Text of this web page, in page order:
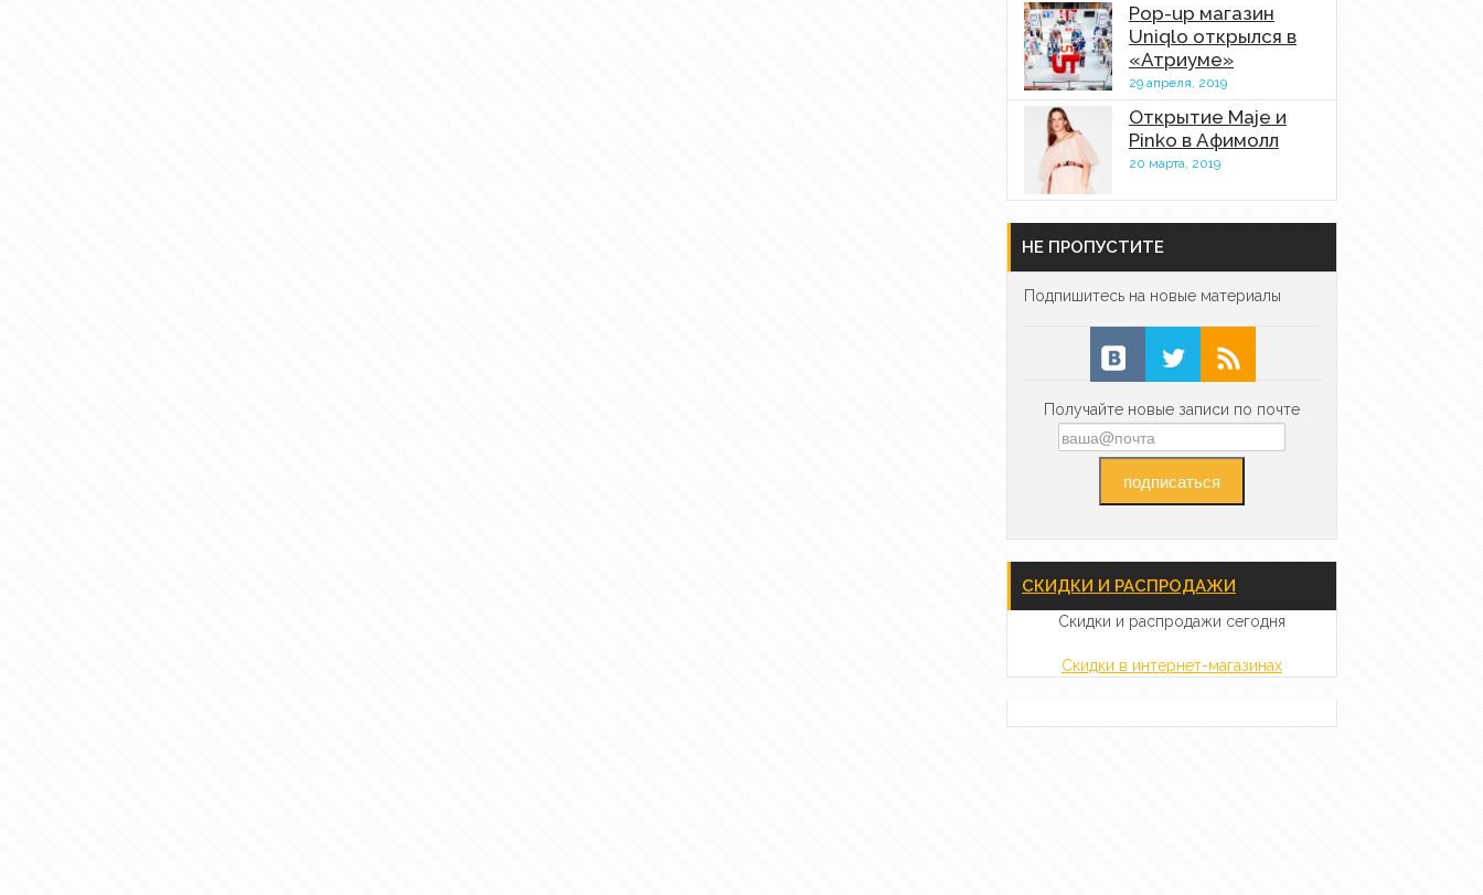
Pop-up магазин
Uniqlo открылся в
«Атриуме»
29 апреля, 2019
Открытие Maje и
Pinko в Афимолл
20 марта, 2019
НЕ ПРОПУСТИТЕ
Подпишитесь на новые материалы
Получайте новые записи по почте
СКИДКИ И РАСПРОДАЖИ
Скидки и распродажи сегодня
Скидки в интернет-магазинах